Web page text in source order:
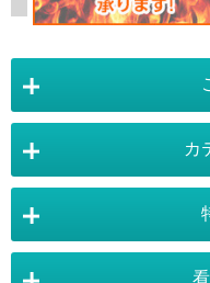
店舗詳細情報 カ